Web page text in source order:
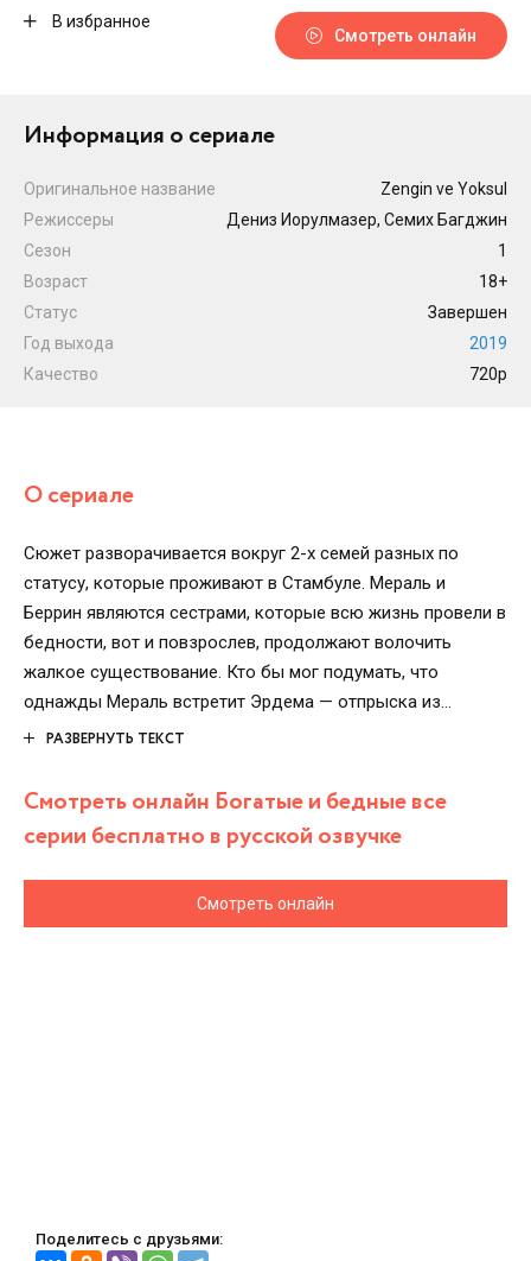
В избранное
Смотреть онлайн
Информация о сериале
Оригинальное название
Zengin ve Yoksul
Режиссеры
Дениз Иорулмазер, Семих Багджин
Сезон
1
Возраст
18+
Статус
Завершен
Год выхода
2019
Качество
720p
О сериале
Сюжет разворачивается вокруг 2-х семей разных по
статусу, которые проживают в Стамбуле. Мераль и
Беррин являются сестрами, которые всю жизнь провели в
бедности, вот и повзрослев, продолжают волочить
жалкое существование. Кто бы мог подумать, что
однажды Мераль встретит Эрдема — отпрыска из
богатой семьи, которого девушка искренне полюбит.
рядом с ним только ради денег, да и родители супруга
показали истинное лицо, что в итоге привело к ужасным
последствиям для Мераль. Но ее сестра Беррин не
намерена оставлять все так, поэтому будет бороться за
счастье родного человека…
РАЗВЕРНУТЬ ТЕКСТ
Смотреть онлайн Богатые и бедные все
серии бесплатно в русской озвучке
Смотреть онлайн
Поделитесь с друзьями: